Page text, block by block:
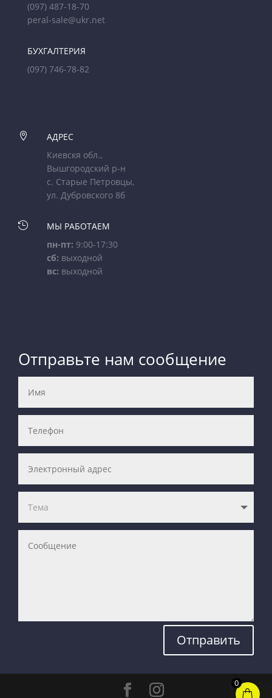
(097) 487-18-70
peral-sale@ukr.net
БУХГАЛТЕРИЯ
(097) 746-78-82

АДРЕС
Киевскя обл.,
Вышгородский р-н
с. Старые Петровцы,
ул. Дубровского 8б

МЫ РАБОТАЕМ
пн-пт: 9:00-17:30
сб: выходной
вс: выходной
Отправьте нам сообщение
Отправить
0